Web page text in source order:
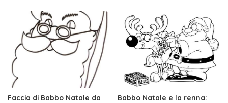
Faccia di Babbo Natale da
Babbo Natale e la renna: